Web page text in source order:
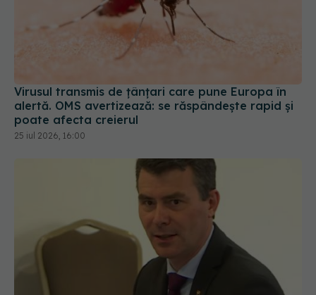
Virusul transmis de țânțari care pune Europa în
alertă. OMS avertizează: se răspândește rapid și
poate afecta creierul
25 iul 2026, 16:00